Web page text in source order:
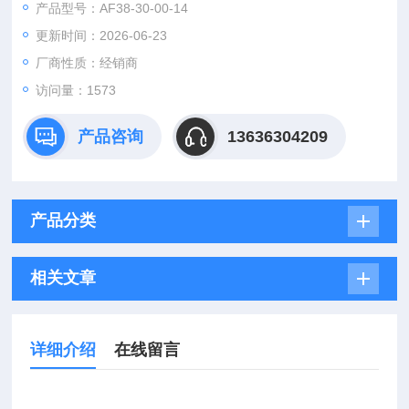
：www@
产品型号：AF38-30-00-14
更新时间：2026-06-23
厂商性质：经销商
访问量：1573
产品咨询 13636304209
产品分类
相关文章
详细介绍 在线留言